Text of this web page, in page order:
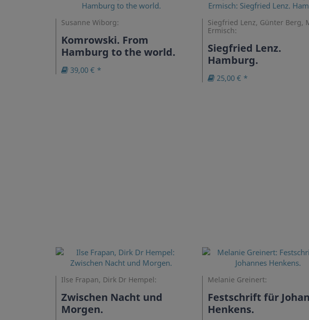
Susanne Wiborg:
Komrowski. From
Hamburg to the world.
39,00 € *
Siegfried Lenz, Günter Berg,
Ermisch:
Siegfried Lenz.
Hamburg.
25,00 € *
Ilse Frapan, Dirk Dr Hempel:
Zwischen Nacht und
Morgen.
Melanie Greinert:
Festschrift für
Henkens.